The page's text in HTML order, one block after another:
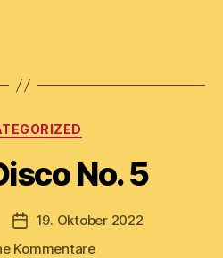
Kategorien
No. 5
Beitragsdatum
19. Oktober 2022
Kommentarezu